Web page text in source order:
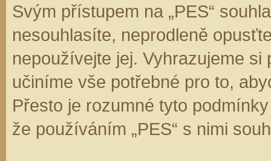
Svým přístupem na „PES“
nesouhlasíte, neprodleně
nepoužívejte jej. Vyhrazujeme
učiníme vše potřebné pro to,
Přesto je rozumné tyto
že používáním „PES“ s nimi